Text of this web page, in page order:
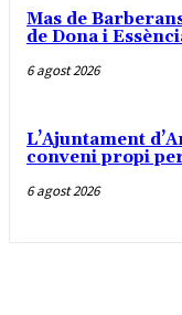
Mas de
de Dona i
6 agost 2026
L’Ajuntament
conveni propi
6 agost 2026